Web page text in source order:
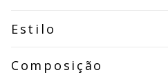
Estilo
Composição